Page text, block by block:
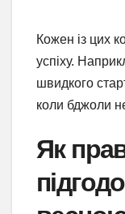
Кожен із цих
успіху.
швидкого
коли бджоли
Як